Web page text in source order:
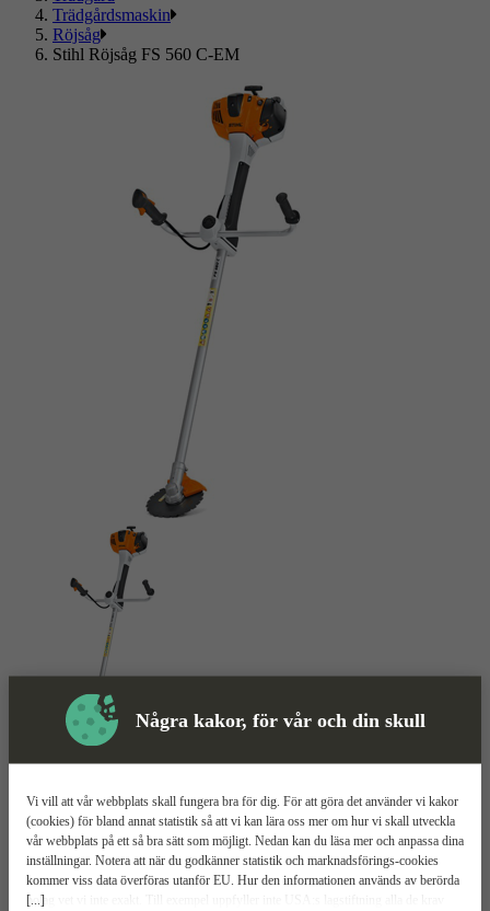
Några kakor, för vår och din skull
[...]
Vi vill att vår webbplats skall fungera bra för dig. För att göra det använder vi kakor
(cookies) för bland annat statistik så att vi kan lära oss mer om hur vi skall utveckla
vår webbplats på ett så bra sätt som möjligt. Nedan kan du läsa mer och anpassa dina
inställningar. Notera att när du godkänner statistik och marknadsförings-cookies
kommer viss data överföras utanför EU. Hur den informationen används av berörda
bolag vet vi inte exakt. Till exempel uppfyller inte USA:s lagstiftning alla de krav
Trädgårdsmaskin
Röjsåg
Stihl Röjsåg FS 560 C-EM
Röjsåg Mer information